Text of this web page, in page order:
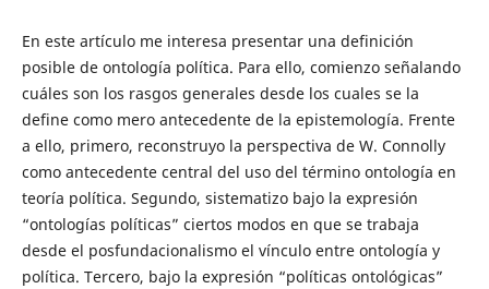
En este artículo me interesa presentar una definición
posible de ontología política. Para ello, comienzo señalando
cuáles son los rasgos generales desde los cuales se la
define como mero antecedente de la epistemología. Frente
a ello, primero, reconstruyo la perspectiva de W. Connolly
como antecedente central del uso del término ontología en
teoría política. Segundo, sistematizo bajo la expresión
“ontologías políticas” ciertos modos en que se trabaja
desde el posfundacionalismo el vínculo entre ontología y
política. Tercero, bajo la expresión “políticas ontológicas”